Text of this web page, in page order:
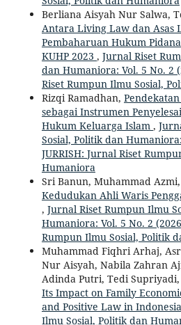
Berliana Aisyah Nur Salwa,
Antara Living Law dan Asas
Pembaharuan Hukum
KUHP 2023 , Jurnal Riset
dan Humaniora: Vol. 5 No. 2
Riset Rumpun Ilmu Sosial,
Rizqi Ramadhan,
sebagai Instrumen
Hukum Keluarga Islam ,
Sosial, Politik dan
JURRISH: Jurnal Riset
Humaniora
Sri Banun, Muhammad Azmi,
Kedudukan Ahli Waris
, Jurnal Riset Rumpun Ilmu
Humaniora: Vol. 5 No. 2
Rumpun Ilmu Sosial, Politik
Muhammad Fiqhri Arhaj,
Nur Aisyah, Nabila Zahran
Adinda Putri, Tedi Supriyadi,
Its Impact on Family
and Positive Law in Indonesia
Ilmu Sosial, Politik dan